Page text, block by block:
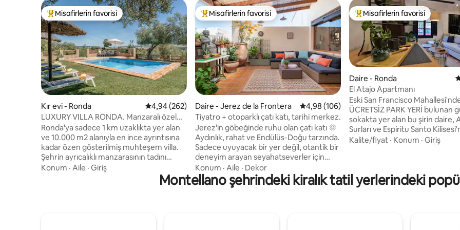
Misafirlerin favorilerinden en beğenilenler arasında
Misafirlerin favorisi
Kır evi - Ronda 5 üzerinden ortalama 4,94 puan, 262 değerlendirme
4,94 (262)
LUXURY VILLA RONDA. Manzaralı özel
havuz
Ronda'ya sadece 1 km uzaklıkta yer alan
ve 10.000 m2 alanıyla en ince ayrıntısına
kadar özen gösterilmiş muhteşem villa.
Şehrin ayrıcalıklı manzarasının tadını
çıkarabileceğiniz, bahçelerinde,
solaryumunda, barbeküsünde ve özel
havuzunda dinlenebileceğiniz, özel
Konum · Aile · Giriş
Misafirlerin favorilerinden en beğenilenler arasında
Misafirlerin favorisi
Daire - Jerez de la Frontera 5 üzerinden ortalama 4,98 puan, 106
4,98 (106)
Tiyatro + otoparklı çatı katı, tarihi merkez.
Jerez'in göbeğinde ruhu olan çatı katı 🌞
Aydınlık, rahat ve Endülüs-Doğu tarzında.
Sadece uyuyacak bir yer değil, otantik bir
deneyim arayan seyahatseverler için
idealdir. Sakin bir yatak odasının, doğal
malzemelerin ve sabah kahvenizi veya
gün batımını içeceğiniz, şehrin çatılarına
Konum · Aile · Dekor
Misafirlerin favorilerinden en
Misafirlerin favorisi
Daire - Ronda
El Atajo Apartmanı
Eski San Francisco
ÜCRETSİZ PARK YERİ bulunan
sokakta yer alan bu şirin daire,
Surları ve Espíritu Santo
birkaç adım mesafededir. Klima, WiFi,
makinesi bulunan banyo. Çift
yatak odası ve televizyon ve
Kalite/fiyat · Konum · Giriş
Montellano şehrindeki kiralık tatil yerlerindeki